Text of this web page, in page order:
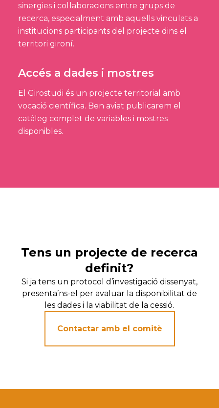
sinergies i col·laboracions entre grups de
recerca, especialment amb aquells vinculats a
institucions participants del projecte dins el
territori gironí.
Accés a dades i mostres
El Girostudi és un projecte territorial amb
vocació científica. Ben aviat publicarem el
catàleg complet de variables i mostres
disponibles.
Tens un projecte de recerca
definit?
Si ja tens un protocol d’investigació dissenyat,
presenta’ns-el per avaluar la disponibilitat de
les dades i la viabilitat de la cessió.
Contactar amb el comitè